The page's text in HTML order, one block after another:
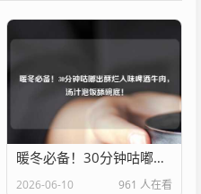
暖冬必备！30分钟咕嘟出酥烂入味啤酒牛肉，汤汁泡饭舔碗底！
2026-06-10 961 人在看